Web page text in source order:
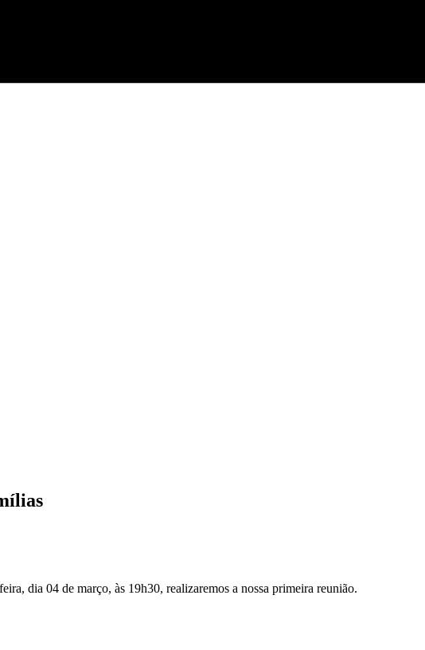
dia 04 de março, às 19h30, realizaremos a nossa primeira reunião.